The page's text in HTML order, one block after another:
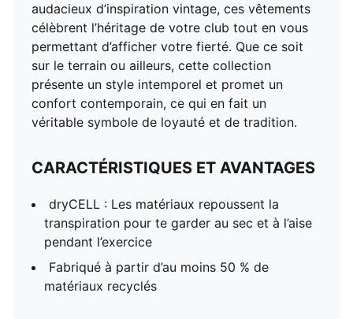
audacieux d’inspiration vintage, ces vêtements
célèbrent l’héritage de votre club tout en vous
permettant d’afficher votre fierté. Que ce soit
sur le terrain ou ailleurs, cette collection
présente un style intemporel et promet un
confort contemporain, ce qui en fait un
véritable symbole de loyauté et de tradition.
CARACTÉRISTIQUES ET AVANTAGES
dryCELL : Les matériaux repoussent la
transpiration pour te garder au sec et à l’aise
pendant l’exercice
Fabriqué à partir d’au moins 50 % de
matériaux recyclés